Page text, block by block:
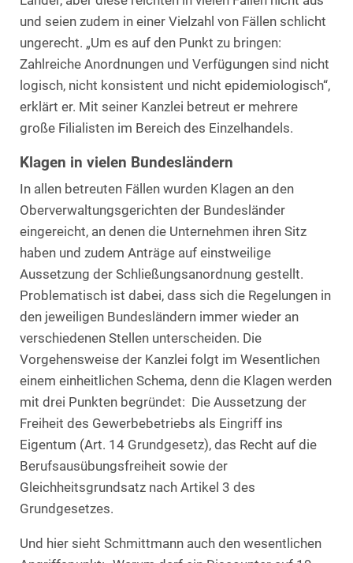
und seien zudem in einer Vielzahl von Fällen schlicht
ungerecht. „Um es auf den Punkt zu bringen:
Zahlreiche Anordnungen und Verfügungen sind nicht
logisch, nicht konsistent und nicht epidemiologisch“,
erklärt er. Mit seiner Kanzlei betreut er mehrere
große Filialisten im Bereich des Einzelhandels.
Klagen in vielen Bundesländern
In allen betreuten Fällen wurden Klagen an den
Oberverwaltungsgerichten der Bundesländer
eingereicht, an denen die Unternehmen ihren Sitz
haben und zudem Anträge auf einstweilige
Aussetzung der Schließungsanordnung gestellt.
Problematisch ist dabei, dass sich die Regelungen in
den jeweiligen Bundesländern immer wieder an
verschiedenen Stellen unterscheiden. Die
Vorgehensweise der Kanzlei folgt im Wesentlichen
einem einheitlichen Schema, denn die Klagen werden
mit drei Punkten begründet: Die Aussetzung der
Freiheit des Gewerbebetriebs als Eingriff ins
Eigentum (Art. 14 Grundgesetz), das Recht auf die
Berufsausübungsfreiheit sowie der
Gleichheitsgrundsatz nach Artikel 3 des
Grundgesetzes.
Und hier sieht Schmittmann auch den wesentlichen